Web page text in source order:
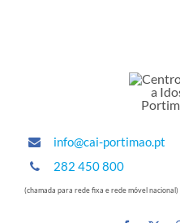
info@cai-portimao.pt
282 450 800
(chamada para rede fixa e rede móvel nacional)